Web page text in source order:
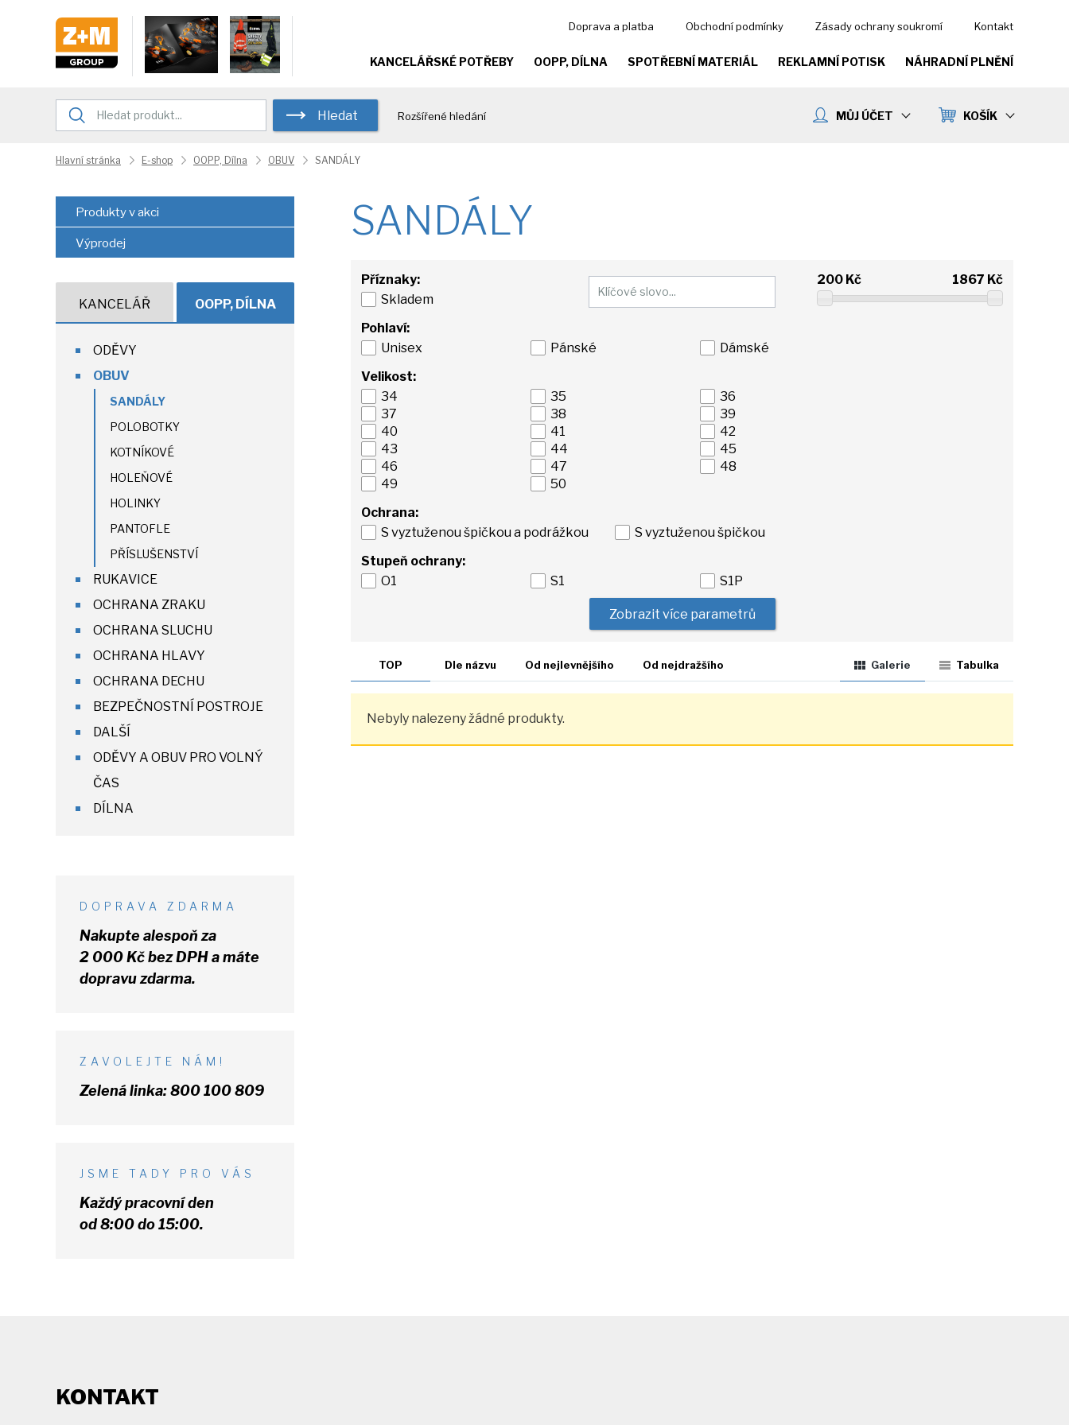
Doprava a platba Obchodní podmínky Zásady ochrany soukromí Kontakt
KANCELÁŘSKÉ POTŘEBY OOPP, DÍLNA SPOTŘEBNÍ MATERIÁL REKLAMNÍ POTISK NÁHRADNÍ PLNĚNÍ
Hledat Rozšířené hledání KOŠÍK
MŮJ ÚČET
Hlavní stránka E-shop OOPP, Dílna OBUV SANDÁLY
SANDÁLY
Příznaky:
Skladem
200Kč 1867 Kč
Pohlaví:
Unisex
Pánské
Dámské
Velikost:
34
35
36
37
38
39
40
41
42
43
44
45
46
47
48
49
50
Ochrana:
S vyztuženou špičkou a podrážkou
S vyztuženou špičkou
Stupeň ochrany:
O1
S1 S1P
Zobrazit více parametrů
TOP Dle názvu Od nejlevnějšího Od nejdražšího Tabulka
Galerie
Nebyly nalezeny žádné produkty.
Produkty v akci
Výprodej
KANCELÁŘ OOPP, DÍLNA
ODĚVY
OBUV
SANDÁLY
POLOBOTKY
KOTNÍKOVÉ
HOLEŇOVÉ
HOLINKY
PANTOFLE
PŘÍSLUŠENSTVÍ
RUKAVICE
OCHRANA ZRAKU
OCHRANA SLUCHU
OCHRANA HLAVY
OCHRANA DECHU
BEZPEČNOSTNÍ POSTROJE
DALŠÍ
ODĚVY A OBUV PRO VOLNÝ
ČAS
DÍLNA
DOPRAVA ZDARMA
Nakupte alespoň za
2 000 Kčbez DPHa máte
dopravu zdarma.
ZAVOLEJTE NÁM!
Zelená linka:800 100 809
JSME TADY PRO VÁS
Každý pracovní den
od 8:00 do 15:00.
KONTAKT